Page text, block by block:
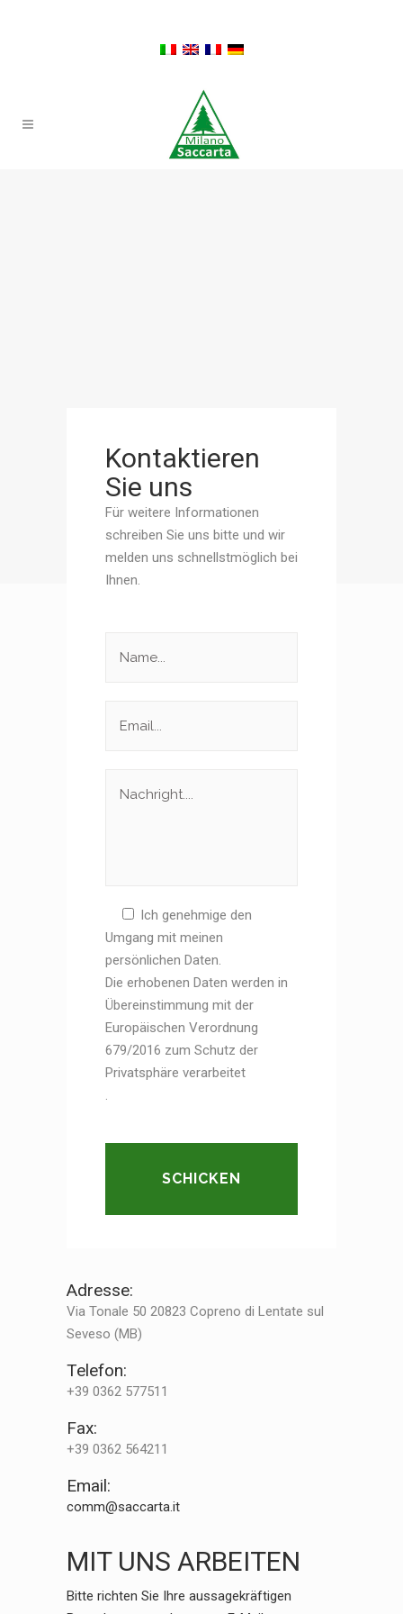
Kontaktieren
Sie uns
Für weitere Informationen
schreiben Sie uns bitte und wir
melden uns schnellstmöglich bei
Ihnen.
Ich genehmige den
Umgang mit meinen
persönlichen Daten.
Die erhobenen Daten werden in
Übereinstimmung mit der
Europäischen Verordnung
679/2016 zum Schutz der
Privatsphäre verarbeitet
.
Adresse:
Via Tonale 50 20823 Copreno di Lentate sul
Seveso (MB)
Telefon:
+39 0362 577511
Fax:
+39 0362 564211
Email:
comm@saccarta.it
MIT UNS ARBEITEN
Bitte richten Sie Ihre aussagekräftigen